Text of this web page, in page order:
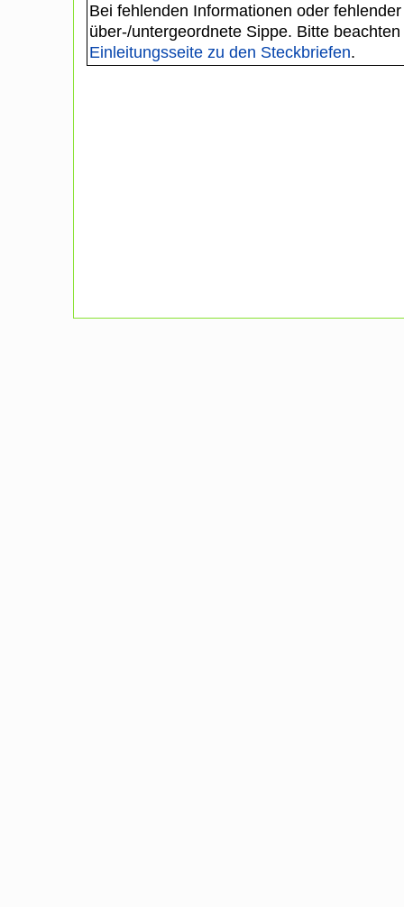
Bei fehlenden Informationen oder
über-/untergeordnete Sippe. Bitte
Einleitungsseite zu den Steckbriefen.